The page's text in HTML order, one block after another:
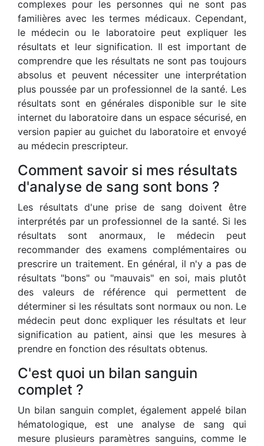
complexes pour les personnes qui ne sont pas
familières avec les termes médicaux. Cependant,
le médecin ou le laboratoire peut expliquer les
résultats et leur signification. Il est important de
comprendre que les résultats ne sont pas toujours
absolus et peuvent nécessiter une interprétation
plus poussée par un professionnel de la santé. Les
résultats sont en générales disponible sur le site
internet du laboratoire dans un espace sécurisé, en
version papier au guichet du laboratoire et envoyé
au médecin prescripteur.
Comment savoir si mes résultats
d'analyse de sang sont bons ?
Les résultats d'une prise de sang doivent être
interprétés par un professionnel de la santé. Si les
résultats sont anormaux, le médecin peut
recommander des examens complémentaires ou
prescrire un traitement. En général, il n'y a pas de
résultats "bons" ou "mauvais" en soi, mais plutôt
des valeurs de référence qui permettent de
déterminer si les résultats sont normaux ou non. Le
médecin peut donc expliquer les résultats et leur
signification au patient, ainsi que les mesures à
prendre en fonction des résultats obtenus.
C'est quoi un bilan sanguin
complet ?
Un bilan sanguin complet, également appelé bilan
hématologique, est une analyse de sang qui
mesure plusieurs paramètres sanguins, comme le